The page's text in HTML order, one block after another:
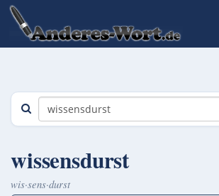
wissensdurst
wis·sens·durst